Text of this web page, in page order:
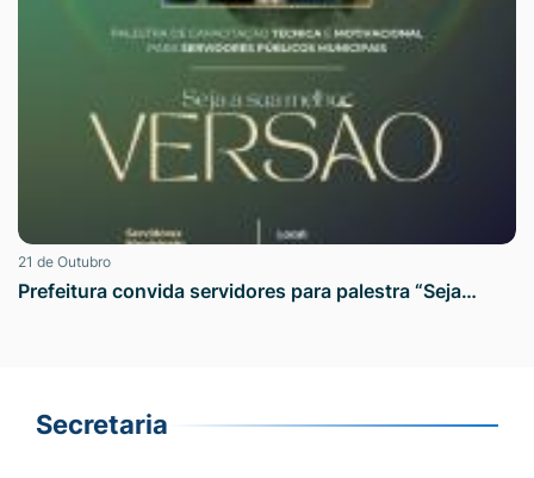
21 de Outubro
Prefeitura convida servidores para palestra “Seja…
Secretaria